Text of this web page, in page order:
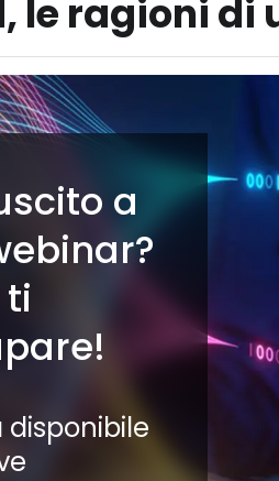
le ragioni
a
disponibile